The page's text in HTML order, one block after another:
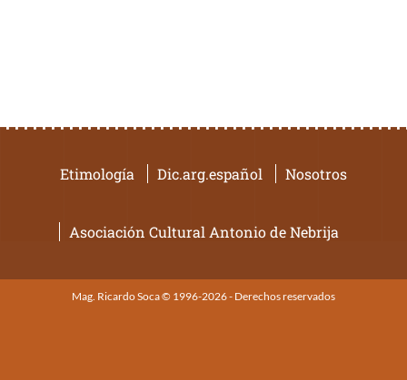
Etimología Dic.arg.español Nosotros
Asociación Cultural Antonio de Nebrija
Mag. Ricardo Soca © 1996-2026 - Derechos reservados